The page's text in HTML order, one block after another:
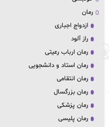
رمان
ازدواج اجباری
راز آلود
رمان ارباب رعیتی
رمان استاد و دانشجویی
رمان انتقامی
رمان بزرگسال
رمان پزشکی
رمان پلیسی